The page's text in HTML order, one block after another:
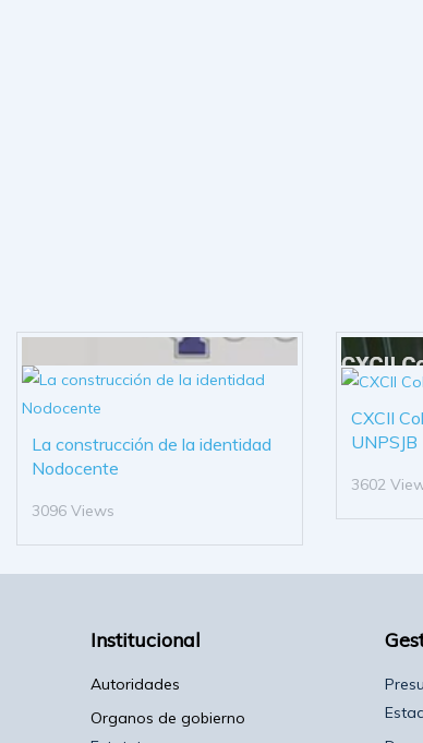
La construcción de la identidad
Nodocente
3096 Views
CXCII
UNPSJB
3602
Institucional
Autoridades
Organos de gobierno